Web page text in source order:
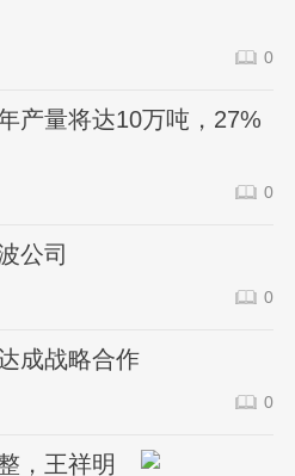
0
产量将达10万吨，27%
0
公司
0
成战略合作
0
，王祥明